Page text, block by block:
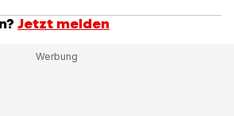
Jetzt melden